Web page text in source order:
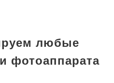
любые
фотоаппарата